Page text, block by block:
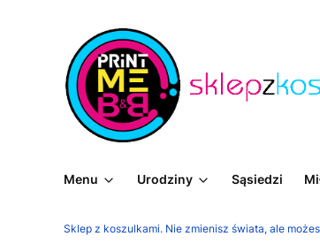
Menu Urodziny Sąsiedzi
Sklep z koszulkami. Nie zmienisz świata, ale